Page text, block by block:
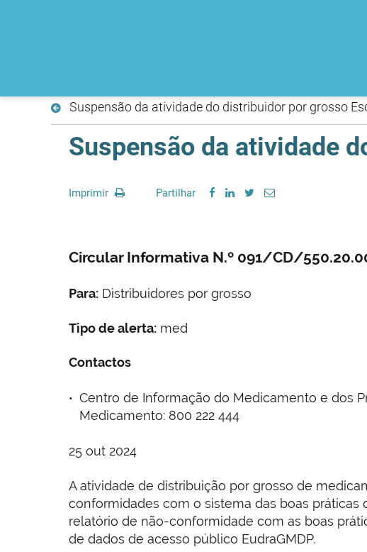
Suspensão da atividade do distribuidor por grosso
Suspensão da atividade
Imprimir Partilhar
Circular Informativa N.º 091/CD/
Para: Distribuidores por grosso
Tipo de alerta: med
Contactos
Centro de Informação do Medicamento e dos
Medicamento: 800 222 444
25 out 2024
A atividade de distribuição por grosso de
conformidades com o sistema das boas
relatório de não-conformidade com as boas
de dados de acesso público EudraGMDP.